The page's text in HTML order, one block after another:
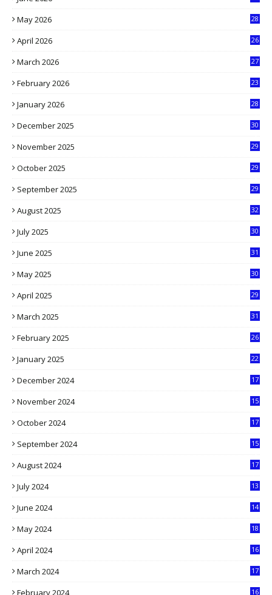
May 2026
28
April 2026
26
March 2026
27
February 2026
23
January 2026
28
December 2025
30
November 2025
29
October 2025
29
September 2025
29
August 2025
32
July 2025
30
June 2025
31
May 2025
30
April 2025
29
March 2025
31
February 2025
26
January 2025
22
December 2024
17
November 2024
15
October 2024
17
September 2024
15
August 2024
17
July 2024
13
June 2024
14
May 2024
18
April 2024
16
March 2024
17
February 2024
16